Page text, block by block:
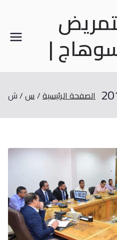
|
الصفحة الرئيسية س ش